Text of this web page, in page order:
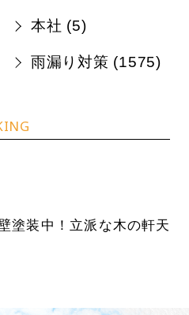
本社 (5)
雨漏り対策 (1575)
塗装中！立派な木の軒天